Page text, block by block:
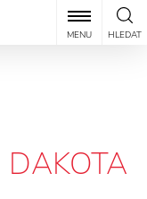
HLEDAT
MENU
DAKOTA